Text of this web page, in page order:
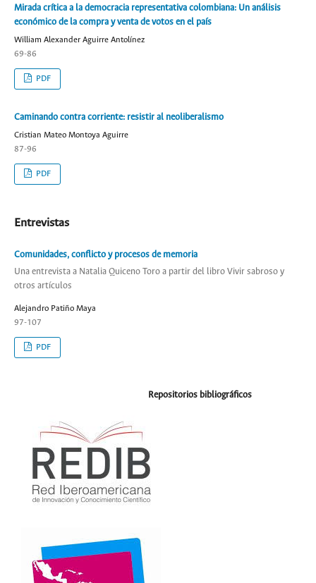
Mirada crítica a la democracia representativa colombiana: Un análisis
económico de la compra y venta de votos en el país
William Alexander Aguirre Antolínez
69-86
PDF
Caminando contra corriente: resistir al neoliberalismo
Cristian Mateo Montoya Aguirre
87-96
PDF
Entrevistas
Comunidades, conflicto y procesos de memoria
Una entrevista a Natalia Quiceno Toro a partir del libro Vivir sabroso y
otros artículos
Alejandro Patiño Maya
97-107
PDF
Repositorios bibliográficos